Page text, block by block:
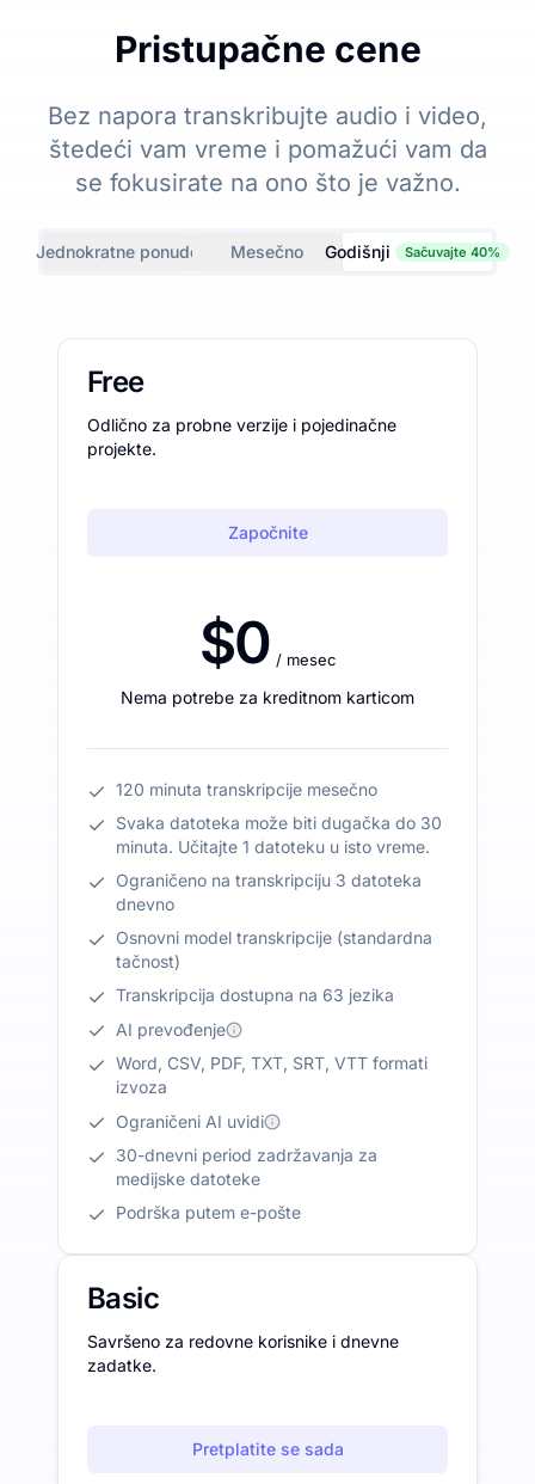
Pristupačne cene
Bez napora transkribujte audio i video,
štedeći vam vreme i pomažući vam da
se fokusirate na ono što je važno.
Jednokratne ponude Mesečno Godišnji Sačuvajte 40%
Free
Odlično za probne verzije i pojedinačne
projekte.
Započnite
$0 / mesec
Nema potrebe za kreditnom karticom
120 minuta transkripcije mesečno
Svaka datoteka može biti dugačka do 30
minuta. Učitajte 1 datoteku u isto vreme.
Ograničeno na transkripciju 3 datoteka
dnevno
Osnovni model transkripcije (standardna
tačnost)
Transkripcija dostupna na 63 jezika
AI prevođenje
Word, CSV, PDF, TXT, SRT, VTT formati
izvoza
Ograničeni AI uvidi
30-dnevni period zadržavanja za
medijske datoteke
Podrška putem e-pošte
Basic
Savršeno za redovne korisnike i dnevne
zadatke.
Pretplatite se sada